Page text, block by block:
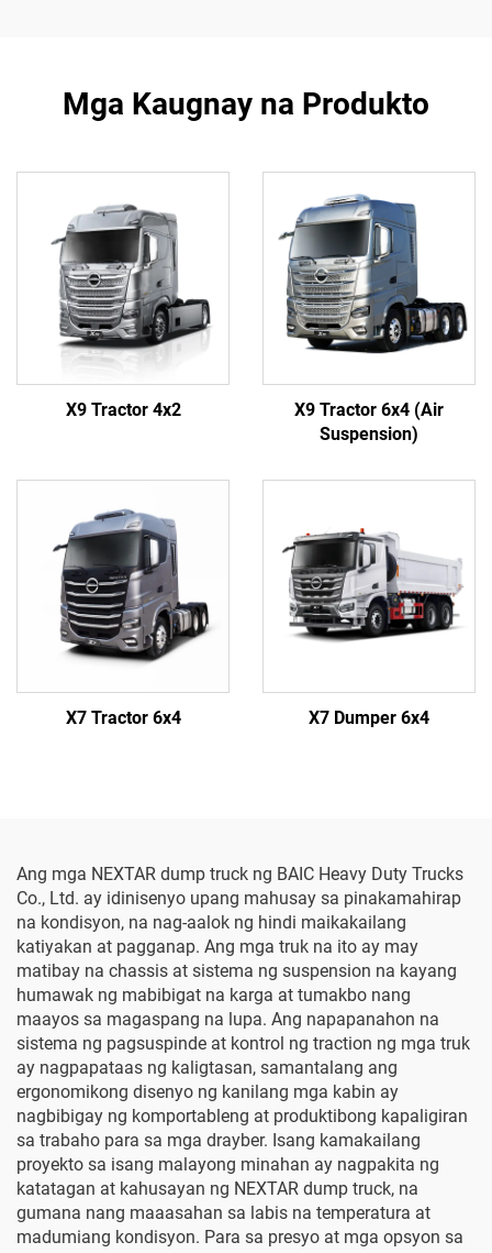
Mga Kaugnay na Produkto
X9 Tractor 4x2
X9 Tractor 6x4 (Air
Suspension)
X7 Tractor 6x4 X7 Dumper 6x4
Ang mga NEXTAR dump truck ng BAIC Heavy Duty Trucks
Co., Ltd. ay idinisenyo upang mahusay sa pinakamahirap
na kondisyon, na nag-aalok ng hindi maikakailang
katiyakan at pagganap. Ang mga truk na ito ay may
matibay na chassis at sistema ng suspension na kayang
humawak ng mabibigat na karga at tumakbo nang
maayos sa magaspang na lupa. Ang napapanahon na
sistema ng pagsuspinde at kontrol ng traction ng mga truk
ay nagpapataas ng kaligtasan, samantalang ang
ergonomikong disenyo ng kanilang mga kabin ay
nagbibigay ng komportableng at produktibong kapaligiran
sa trabaho para sa mga drayber. Isang kamakailang
proyekto sa isang malayong minahan ay nagpakita ng
katatagan at kahusayan ng NEXTAR dump truck, na
gumana nang maaasahan sa labis na temperatura at
madumiang kondisyon. Para sa presyo at mga opsyon sa